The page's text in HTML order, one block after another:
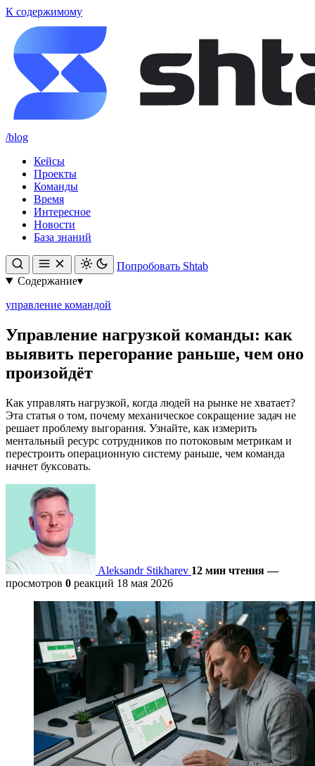
К содержимому
/blog
Кейсы
Проекты
Команды
Время
Интересное
Новости
База знаний
Попробовать Shtab
Содержание▾
управление командой
Управление нагрузкой команды: как
выявить перегорание раньше, чем оно
произойдёт
Как управлять нагрузкой, когда людей на рынке не хватает?
Эта статья о том, почему механическое сокращение задач не
решает проблему выгорания. Узнайте, как измерить
ментальный ресурс сотрудников по потоковым метрикам и
перестроить операционную систему раньше, чем команда
начнет буксовать.
Aleksandr Stikharev 12 мин чтения —
просмотров 0 реакций 18 мая 2026